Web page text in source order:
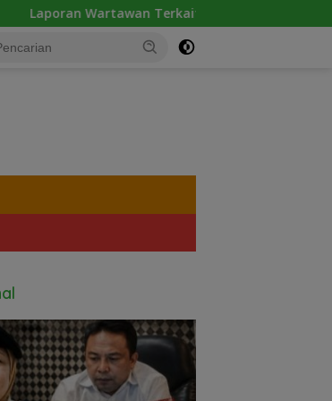
Dugaan Pengancaman dan Pelarangan Liputan